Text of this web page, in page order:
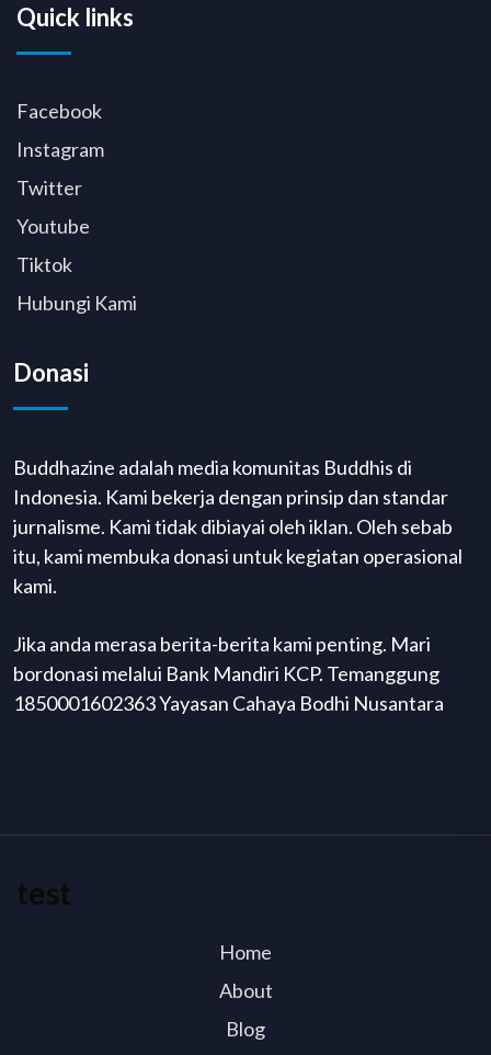
Quick links
Facebook
Instagram
Twitter
Youtube
Tiktok
Hubungi Kami
Donasi
Buddhazine adalah media komunitas Buddhis di
Indonesia. Kami bekerja dengan prinsip dan standar
jurnalisme. Kami tidak dibiayai oleh iklan. Oleh sebab
itu, kami membuka donasi untuk kegiatan operasional
kami.
Jika anda merasa berita-berita kami penting. Mari
bordonasi melalui Bank Mandiri KCP. Temanggung
1850001602363 Yayasan Cahaya Bodhi Nusantara
test
Home
About
Blog